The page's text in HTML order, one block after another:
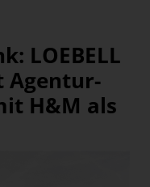
LOEBELL
Agentur-
H&M als